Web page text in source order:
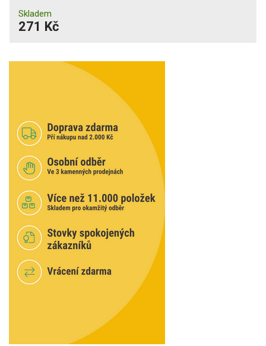
Skladem
271 Kč